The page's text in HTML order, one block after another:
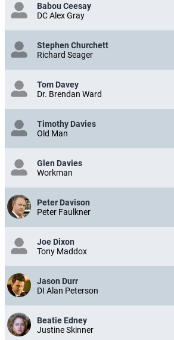
Babou Ceesay
DC Alex Gray
Stephen Churchett
Richard Seager
Tom Davey
Dr. Brendan Ward
Timothy Davies
Old Man
Glen Davies
Workman
Peter Davison
Peter Faulkner
Joe Dixon
Tony Maddox
Jason Durr
DI Alan Peterson
Beatie Edney
Justine Skinner